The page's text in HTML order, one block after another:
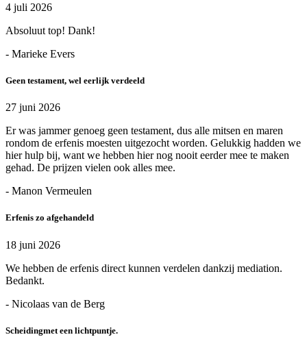
4 juli 2026
Absoluut top! Dank!
- Marieke Evers
Geen testament, wel eerlijk verdeeld
27 juni 2026
Er was jammer genoeg geen testament, dus alle mitsen en maren
rondom de erfenis moesten uitgezocht worden. Gelukkig hadden we
hier hulp bij, want we hebben hier nog nooit eerder mee te maken
gehad. De prijzen vielen ook alles mee.
- Manon Vermeulen
Erfenis zo afgehandeld
18 juni 2026
We hebben de erfenis direct kunnen verdelen dankzij mediation.
Bedankt.
- Nicolaas van de Berg
Scheidingmet een lichtpuntje.